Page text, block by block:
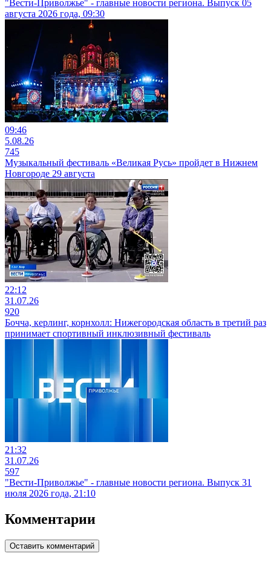
"Вести-Приволжье" - главные новости региона. Выпуск 05
августа 2026 года, 09:30
09:46
5.08.26
745
Музыкальный фестиваль «Великая Русь» пройдет в Нижнем
Новгороде 29 августа
22:12
31.07.26
920
Бочча, керлинг, корнхолл: Нижегородская область в третий раз
принимает спортивный инклюзивный фестиваль
21:32
31.07.26
597
"Вести-Приволжье" - главные новости региона. Выпуск 31
июля 2026 года, 21:10
Комментарии
Оставить комментарий